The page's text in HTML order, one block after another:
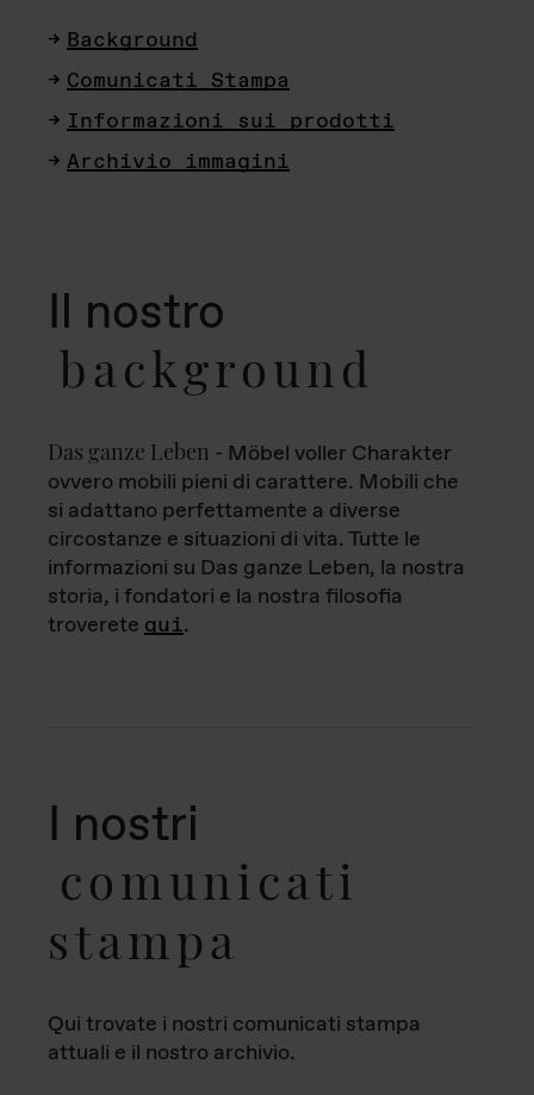
Background
Comunicati Stampa
Informazioni sui prodotti
Archivio immagini
Il nostro
background
Das ganze Leben - Möbel voller Charakter
ovvero mobili pieni di carattere. Mobili che
si adattano perfettamente a diverse
circostanze e situazioni di vita. Tutte le
informazioni su Das ganze Leben, la nostra
storia, i fondatori e la nostra filosofia
troverete qui.
I nostri
comunicati
stampa
Qui trovate i nostri comunicati stampa
attuali e il nostro archivio.